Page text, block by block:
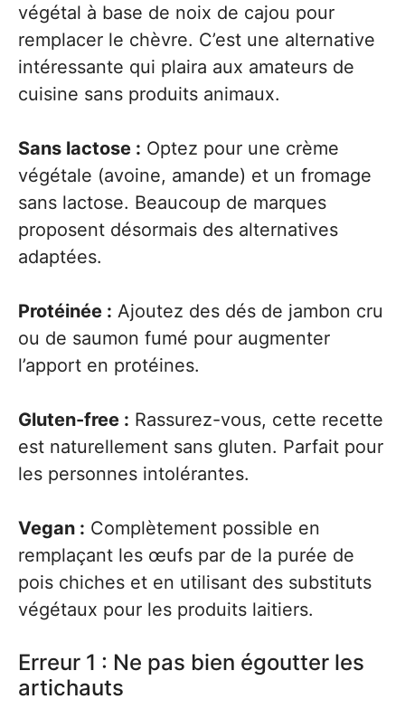
végétal à base de noix de cajou pour
remplacer le chèvre. C’est une alternative
intéressante qui plaira aux amateurs de
cuisine sans produits animaux.
Sans lactose : Optez pour une crème
végétale (avoine, amande) et un fromage
sans lactose. Beaucoup de marques
proposent désormais des alternatives
adaptées.
Protéinée : Ajoutez des dés de jambon cru
ou de saumon fumé pour augmenter
l’apport en protéines.
Gluten-free : Rassurez-vous, cette recette
est naturellement sans gluten. Parfait pour
les personnes intolérantes.
Vegan : Complètement possible en
remplaçant les œufs par de la purée de
pois chiches et en utilisant des substituts
végétaux pour les produits laitiers.
Erreur 1 : Ne pas bien égoutter les
artichauts